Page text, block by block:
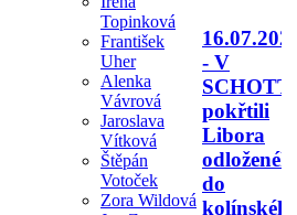
Topinková
František
Uher
Alenka
Vávrová
Jaroslava
Vítková
Štěpán
Votoček
Zora Wildová
16.07.2026
- V
SCHOTTU
pokřtili
Libora
odloženého
do
kolínského